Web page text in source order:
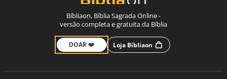
Bíbliaon, Bíblia Sagrada Online -
versão completa e gratuita da Bíblia
DOAR ❤️ Loja Bíbliaon